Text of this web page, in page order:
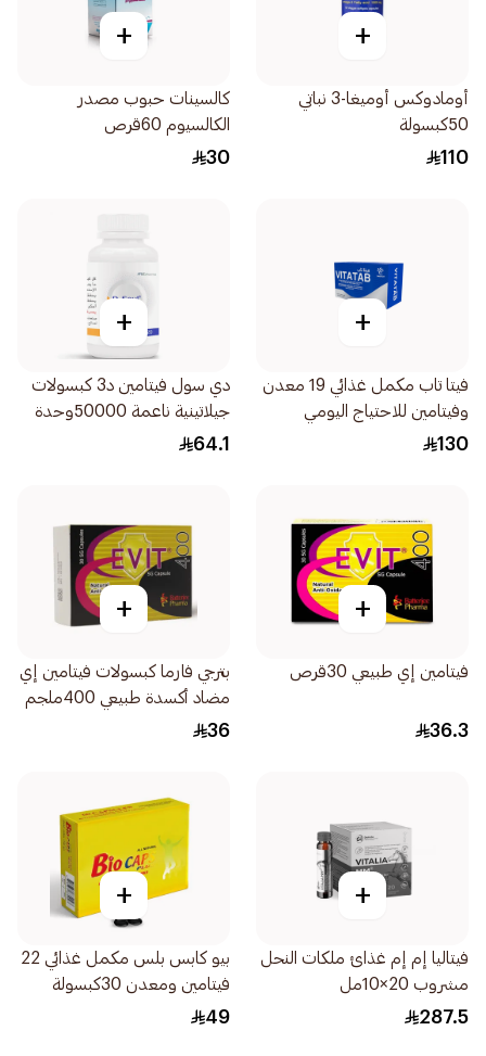
+
أومادوكس أوميغا-3 نباتي
50كبسولة
110
+
كالسينات حبوب مصدر
الكالسيوم 60قرص
30
+
فيتا تاب مكمل غذائي 19 معدن
وفيتامين للاحتياج اليومي
والضعف العام 60قرص
130
+
دي سول فيتامين د3 كبسولات
جيلاتينية ناعمة 50000وحدة
دولية 20كبسولة
64.1
+
فيتامين إي طبيعي 30قرص
36.3
+
بترجي فارما كبسولات فيتامين إي
مضاد أكسدة طبيعي 400ملجم
30كبسولة
36
+
فيتاليا إم إم غذائ ملكات النحل
مشروب 20×10مل
287.5
+
بيو كابس بلس مكمل غذائي 22
فيتامين ومعدن 30كبسولة
49